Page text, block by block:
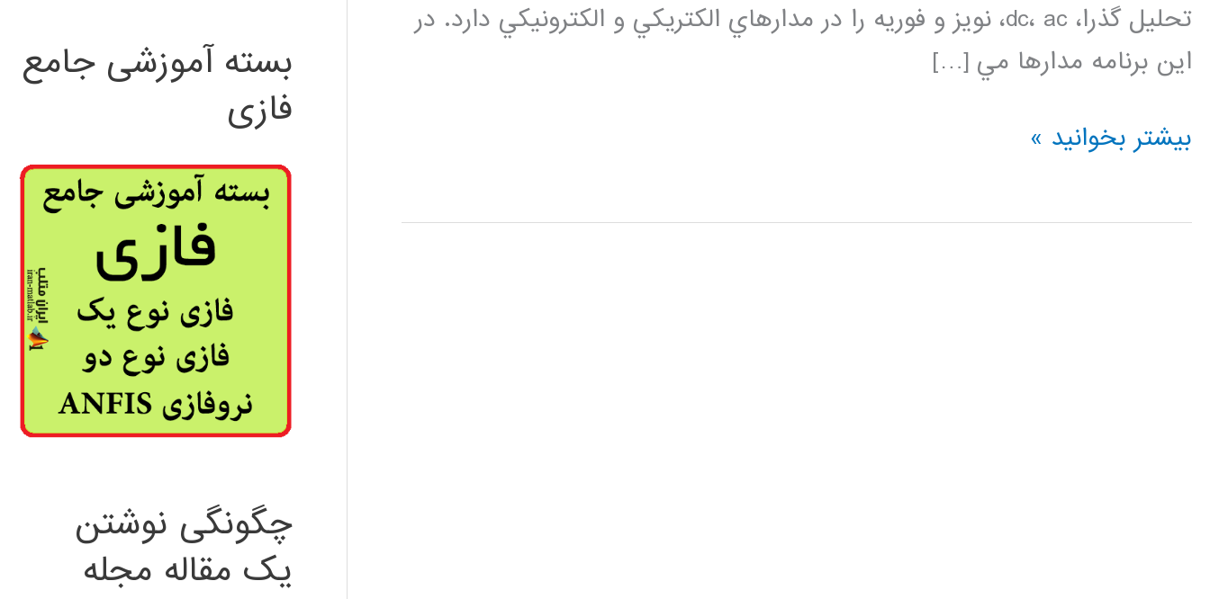
تحليل­ گذرا، dc، ac، نویز و فوریه را در مدارهاي الكتريكي و الكترونيكي دارد. در
این برنامه مدارها مي […]
فیلم
فارسی
بیشتر بخوانید »
بسته آموزشی جامع
فازی
چگونگی نوشتن
یک مقاله مجله